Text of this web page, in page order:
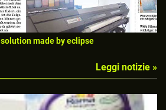
made by eclipse
Leggi notizie »